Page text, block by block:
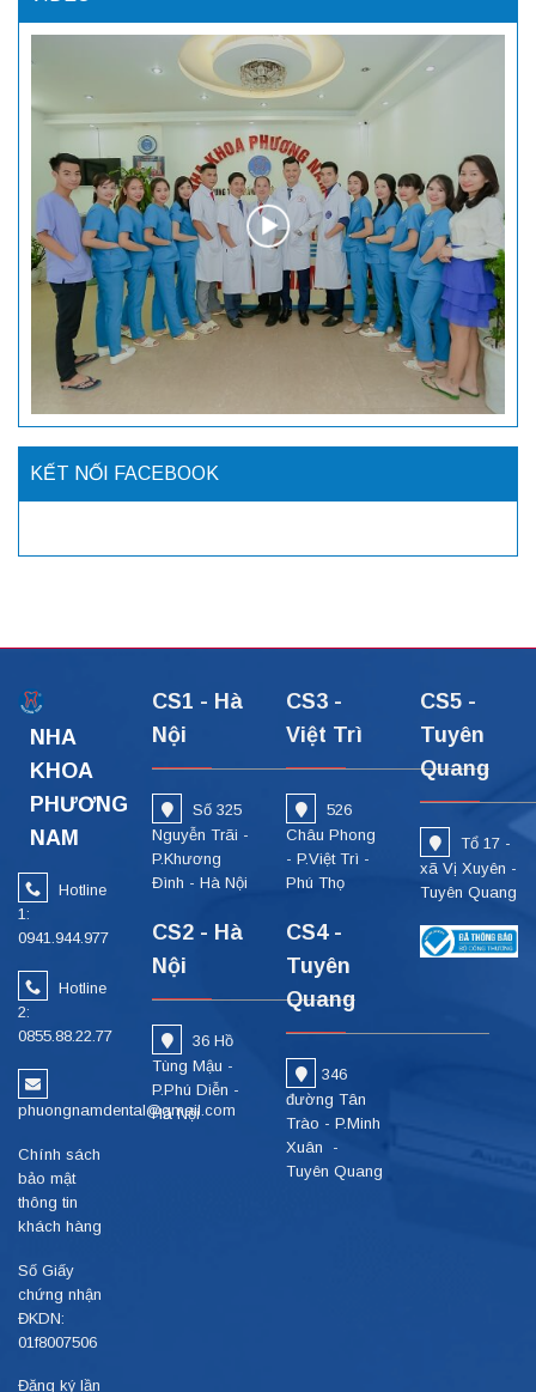
KẾT NỐI FACEBOOK
NHA
KHOA
PHƯƠNG
NAM
Hotline
1:
0941.944.977
Hotline
2:
0855.88.22.77
phuongnamdental@gmail.com
Chính sách
bảo mật
thông tin
khách hàng
Số Giấy
chứng nhận
ĐKDN:
01f8007506
Đăng ký lần
CS1 - Hà
Nội
Số 325
Nguyễn Trãi -
P.Khương
Đình - Hà Nội
CS2 - Hà
Nội
36 Hồ
Tùng Mậu -
P.Phú Diễn -
Hà Nội
CS3 -
Việt Trì
526
Châu Phong
- P.Việt Trì -
Phú Thọ
CS4 -
Tuyên
Quang
346
đường Tân
Trào - P.Minh
Xuân -
Tuyên Quang
CS5 -
Tuyên
Quang
Tổ 17 -
xã Vị Xuyên -
Tuyên Quang